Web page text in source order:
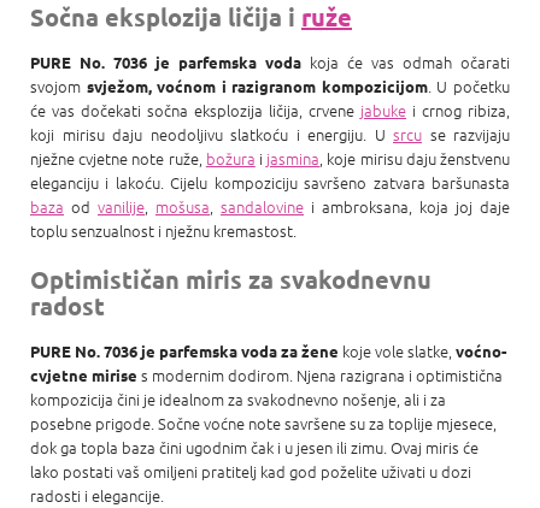
Sočna eksplozija ličija i ruže
PURE No. 7036 je parfemska voda koja će vas odmah očarati
svojom svježom, voćnom i razigranom kompozicijom. U početku
će vas dočekati sočna eksplozija ličija, crvene jabuke i crnog ribiza,
koji mirisu daju neodoljivu slatkoću i energiju. U srcu se razvijaju
nježne cvjetne note ruže, božura i jasmina, koje mirisu daju ženstvenu
eleganciju i lakoću. Cijelu kompoziciju savršeno zatvara baršunasta
baza od vanilije, mošusa, sandalovine i ambroksana, koja joj daje
toplu senzualnost i nježnu kremastost.
Optimističan miris za svakodnevnu
radost
PURE No. 7036 je parfemska voda za žene koje vole slatke, voćno-
cvjetne mirise s modernim dodirom. Njena razigrana i optimistična
kompozicija čini je idealnom za svakodnevno nošenje, ali i za
posebne prigode. Sočne voćne note savršene su za toplije mjesece,
dok ga topla baza čini ugodnim čak i u jesen ili zimu. Ovaj miris će
lako postati vaš omiljeni pratitelj kad god poželite uživati ​​u dozi
radosti i elegancije.